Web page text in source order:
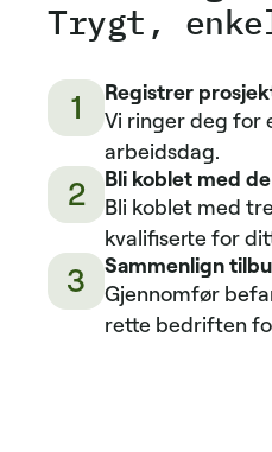
Trygt,
1
Registrer
Vi ringer deg for
arbeidsdag.
2
Bli koblet med
Bli koblet med
kvalifiserte for
3
Sammenlign
Gjennomfør
rette bedriften